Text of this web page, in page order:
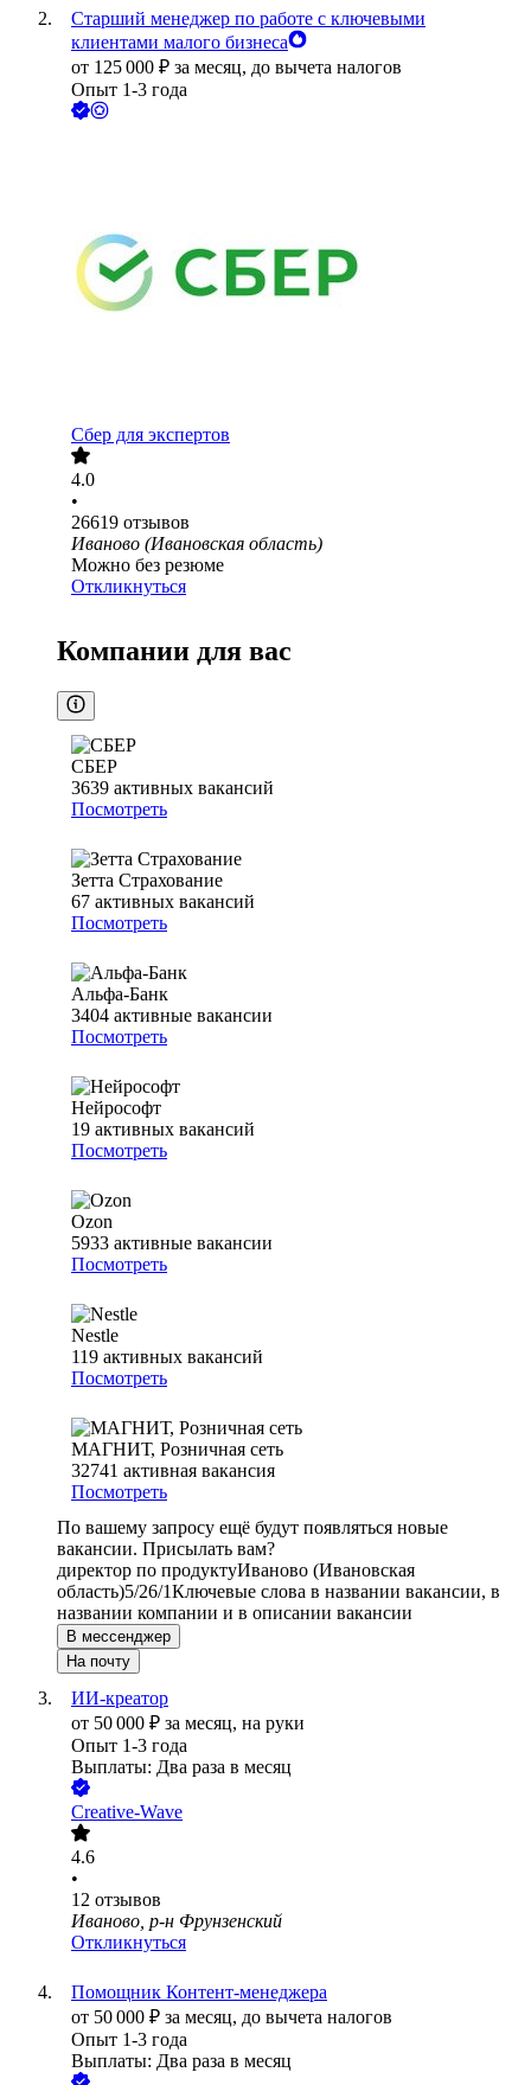
Старший менеджер по работе с ключевыми
клиентами малого бизнеса
от 125 000 ₽ за месяц, до вычета налогов
Опыт 1-3 года
Сбер для экспертов
4.0
•
26619 отзывов
Иваново (Ивановская область)
Можно без резюме
Откликнуться
Компании для вас
СБЕР
3639 активных вакансий
Посмотреть
Зетта Страхование
67 активных вакансий
Посмотреть
Альфа-Банк
3404 активные вакансии
Посмотреть
Нейрософт
19 активных вакансий
Посмотреть
Ozon
5933 активные вакансии
Посмотреть
Nestle
119 активных вакансий
Посмотреть
МАГНИТ, Розничная сеть
32741 активная вакансия
Посмотреть
По вашему запросу ещё будут появляться новые
вакансии. Присылать вам?
директор по продуктуИваново (Ивановская
область)5/26/1Ключевые слова в названии вакансии, в
названии компании и в описании вакансии
В мессенджер
На почту
ИИ-креатор
от 50 000 ₽ за месяц, на руки
Опыт 1-3 года
Выплаты: Два раза в месяц
Creative-Wave
4.6
•
12 отзывов
Иваново, р-н Фрунзенский
Откликнуться
Помощник Контент-менеджера
от 50 000 ₽ за месяц, до вычета налогов
Опыт 1-3 года
Выплаты: Два раза в месяц